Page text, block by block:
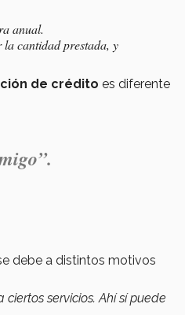
anual.
la cantidad prestada, y
de crédito es diferente
debe a distintos motivos
servicios. Ahí sí puede